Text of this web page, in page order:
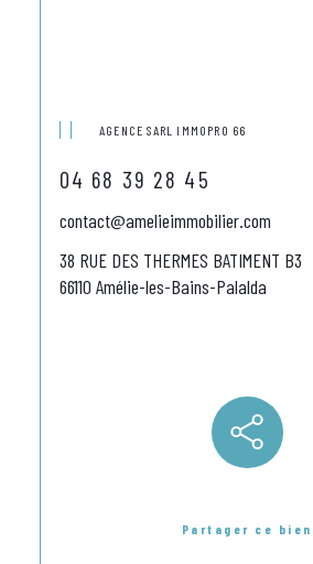
AGENCE SARL IMMOPRO 66
04 68 39 28 45
contact@amelieimmobilier.com
38 RUE DES THERMES BATIMENT B3
66110 Amélie-les-Bains-Palalda
Partager ce bien